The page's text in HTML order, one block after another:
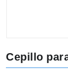
Cepillo